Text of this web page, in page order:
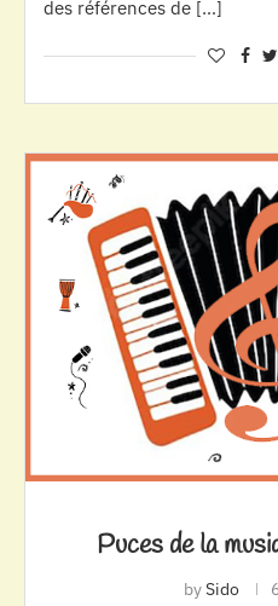
des références de […]
Puces de la
bySido